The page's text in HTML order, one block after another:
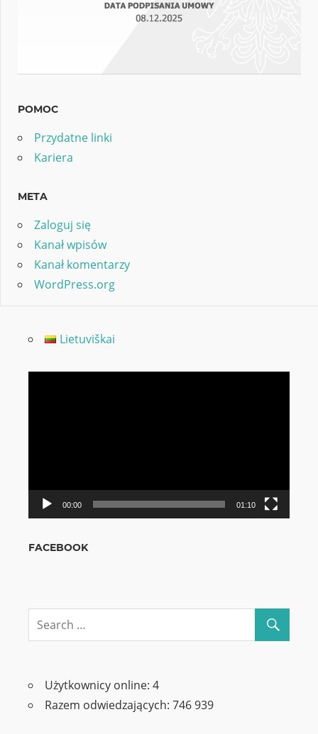
POMOC
Przydatne linki
Kariera
META
Zaloguj się
Kanał wpisów
Kanał komentarzy
WordPress.org
Lietuviškai
00:00 01:10
FACEBOOK
Użytkownicy online: 4
Razem odwiedzających: 746 939